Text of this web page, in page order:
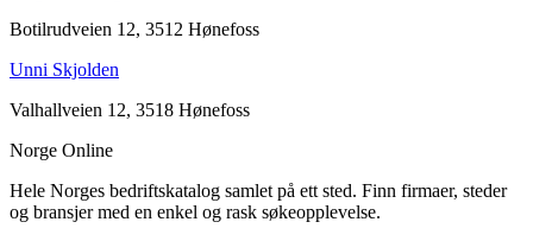
Botilrudveien 12, 3512 Hønefoss
Unni Skjolden
Valhallveien 12, 3518 Hønefoss
Norge Online
Hele Norges bedriftskatalog samlet på ett sted. Finn firmaer, steder
og bransjer med en enkel og rask søkeopplevelse.